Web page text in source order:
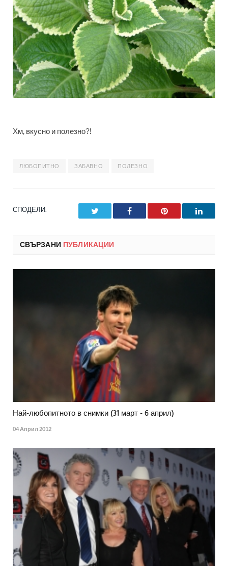
Хм, вкусно и полезно?!
ЛЮБОПИТНО ЗАБАВНО ПОЛЕЗНО
СПОДЕЛИ. Facebook Pinterest
СВЪРЗАНИ ПУБЛИКАЦИИ
Най-любопитното в снимки (31 март - 6 април)
04 Април 2012